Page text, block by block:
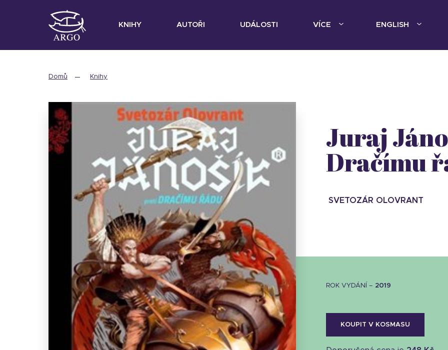
KNIHY AUTOŘI UDÁLOSTI VÍCE ENGLISH
Domů Knihy
Juraj
Dračímu
SVETOZÁR OLOVRANT
ROK VYDÁNÍ – 2019
KOUPIT V KOSMASU